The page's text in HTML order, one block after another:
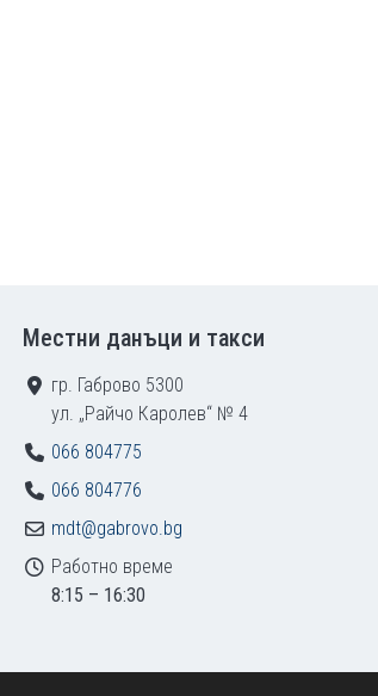
Местни данъци и такси
гр. Габрово 5300
ул. „Райчо Каролев“ № 4
066 804775
066 804776
mdt@gabrovo.bg
Работно време
8:15 – 16:30